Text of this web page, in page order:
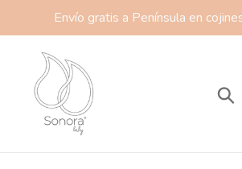
directamente
contenido
Envío gratis a Península en